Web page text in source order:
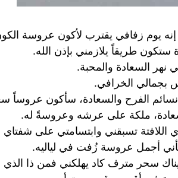
يوم زفافي يقترب لأكون عروسة
طريقاً يلازمني بإذن الله.
السعادة والمحبة.
بجمالي الخرافي.
الفرح والسعادة، سأكون عروساً
ملكة على عرشه وعروسةً له.
تسبقني وابتسامتي على
أجمل عروسة زُفت في لياليه.
سحر مترف كاد يهلكني فمن ذا